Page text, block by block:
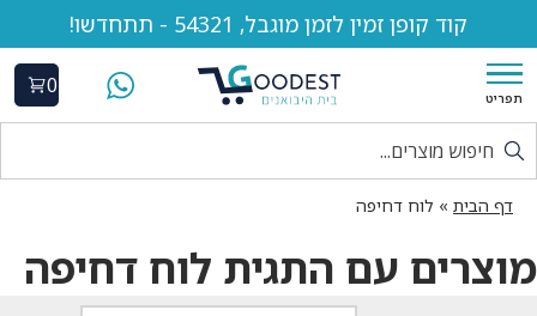
קוד קופן זמין לזמן מוגבל, 54321 - תתחדשו!
תפריט
0
דף הבית » לוח דחיפה
מוצרים עם התגית לוח דחיפה